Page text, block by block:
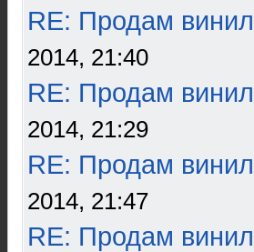
RE: Продам
2014, 21:40
RE: Продам
2014, 21:29
RE: Продам
2014, 21:47
RE: Продам